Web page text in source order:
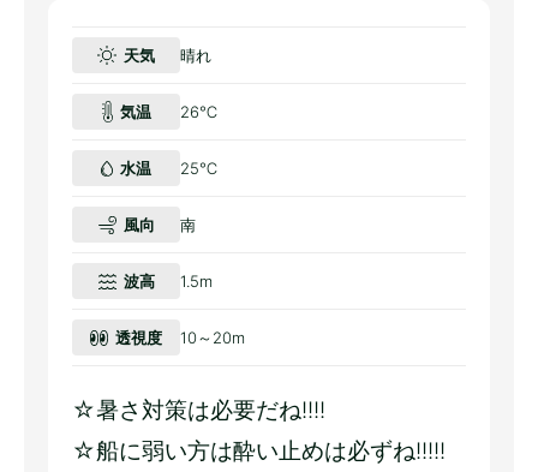
天気 晴れ
気温 26℃
水温 25℃
風向 南
波高 1.5m
透視度 10～20m
☆暑さ対策は必要だね!!!!
☆船に弱い方は酔い止めは必ずね!!!!!